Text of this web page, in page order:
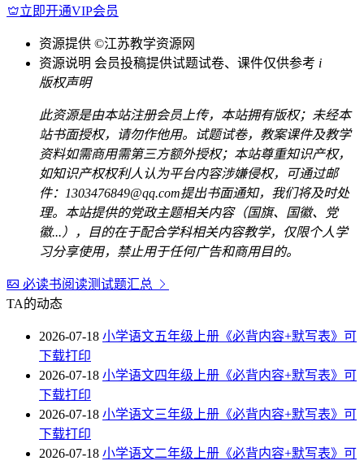
立即开通VIP会员
资源提供 ©江苏教学资源网
资源说明 会员投稿提供试题试卷、课件仅供参考 i
版权声明
此资源是由本站注册会员上传，本站拥有版权；未经本
站书面授权，请勿作他用。试题试卷，教案课件及教学
资料如需商用需第三方额外授权；本站尊重知识产权，
如知识产权权利人认为平台内容涉嫌侵权，可通过邮
件：1303476849@qq.com提出书面通知，我们将及时处
理。本站提供的党政主题相关内容（国旗、国徽、党
徽...），目的在于配合学科相关内容教学，仅限个人学
习分享使用，禁止用于任何广告和商用目的。
必读书阅读测试题汇总
TA的动态
2026-07-18 小学语文五年级上册《必背内容+默写表》可
下载打印
2026-07-18 小学语文四年级上册《必背内容+默写表》可
下载打印
2026-07-18 小学语文三年级上册《必背内容+默写表》可
下载打印
2026-07-18 小学语文二年级上册《必背内容+默写表》可